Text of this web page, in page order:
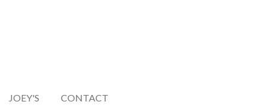
JOEY'S CONTACT